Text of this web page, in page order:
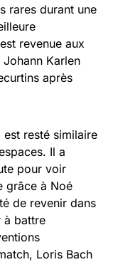
rares durant une
revenue aux
Karlen
après
resté similaire
Il a
pour voir
grâce à Noé
de revenir dans
à battre
Loris Bach